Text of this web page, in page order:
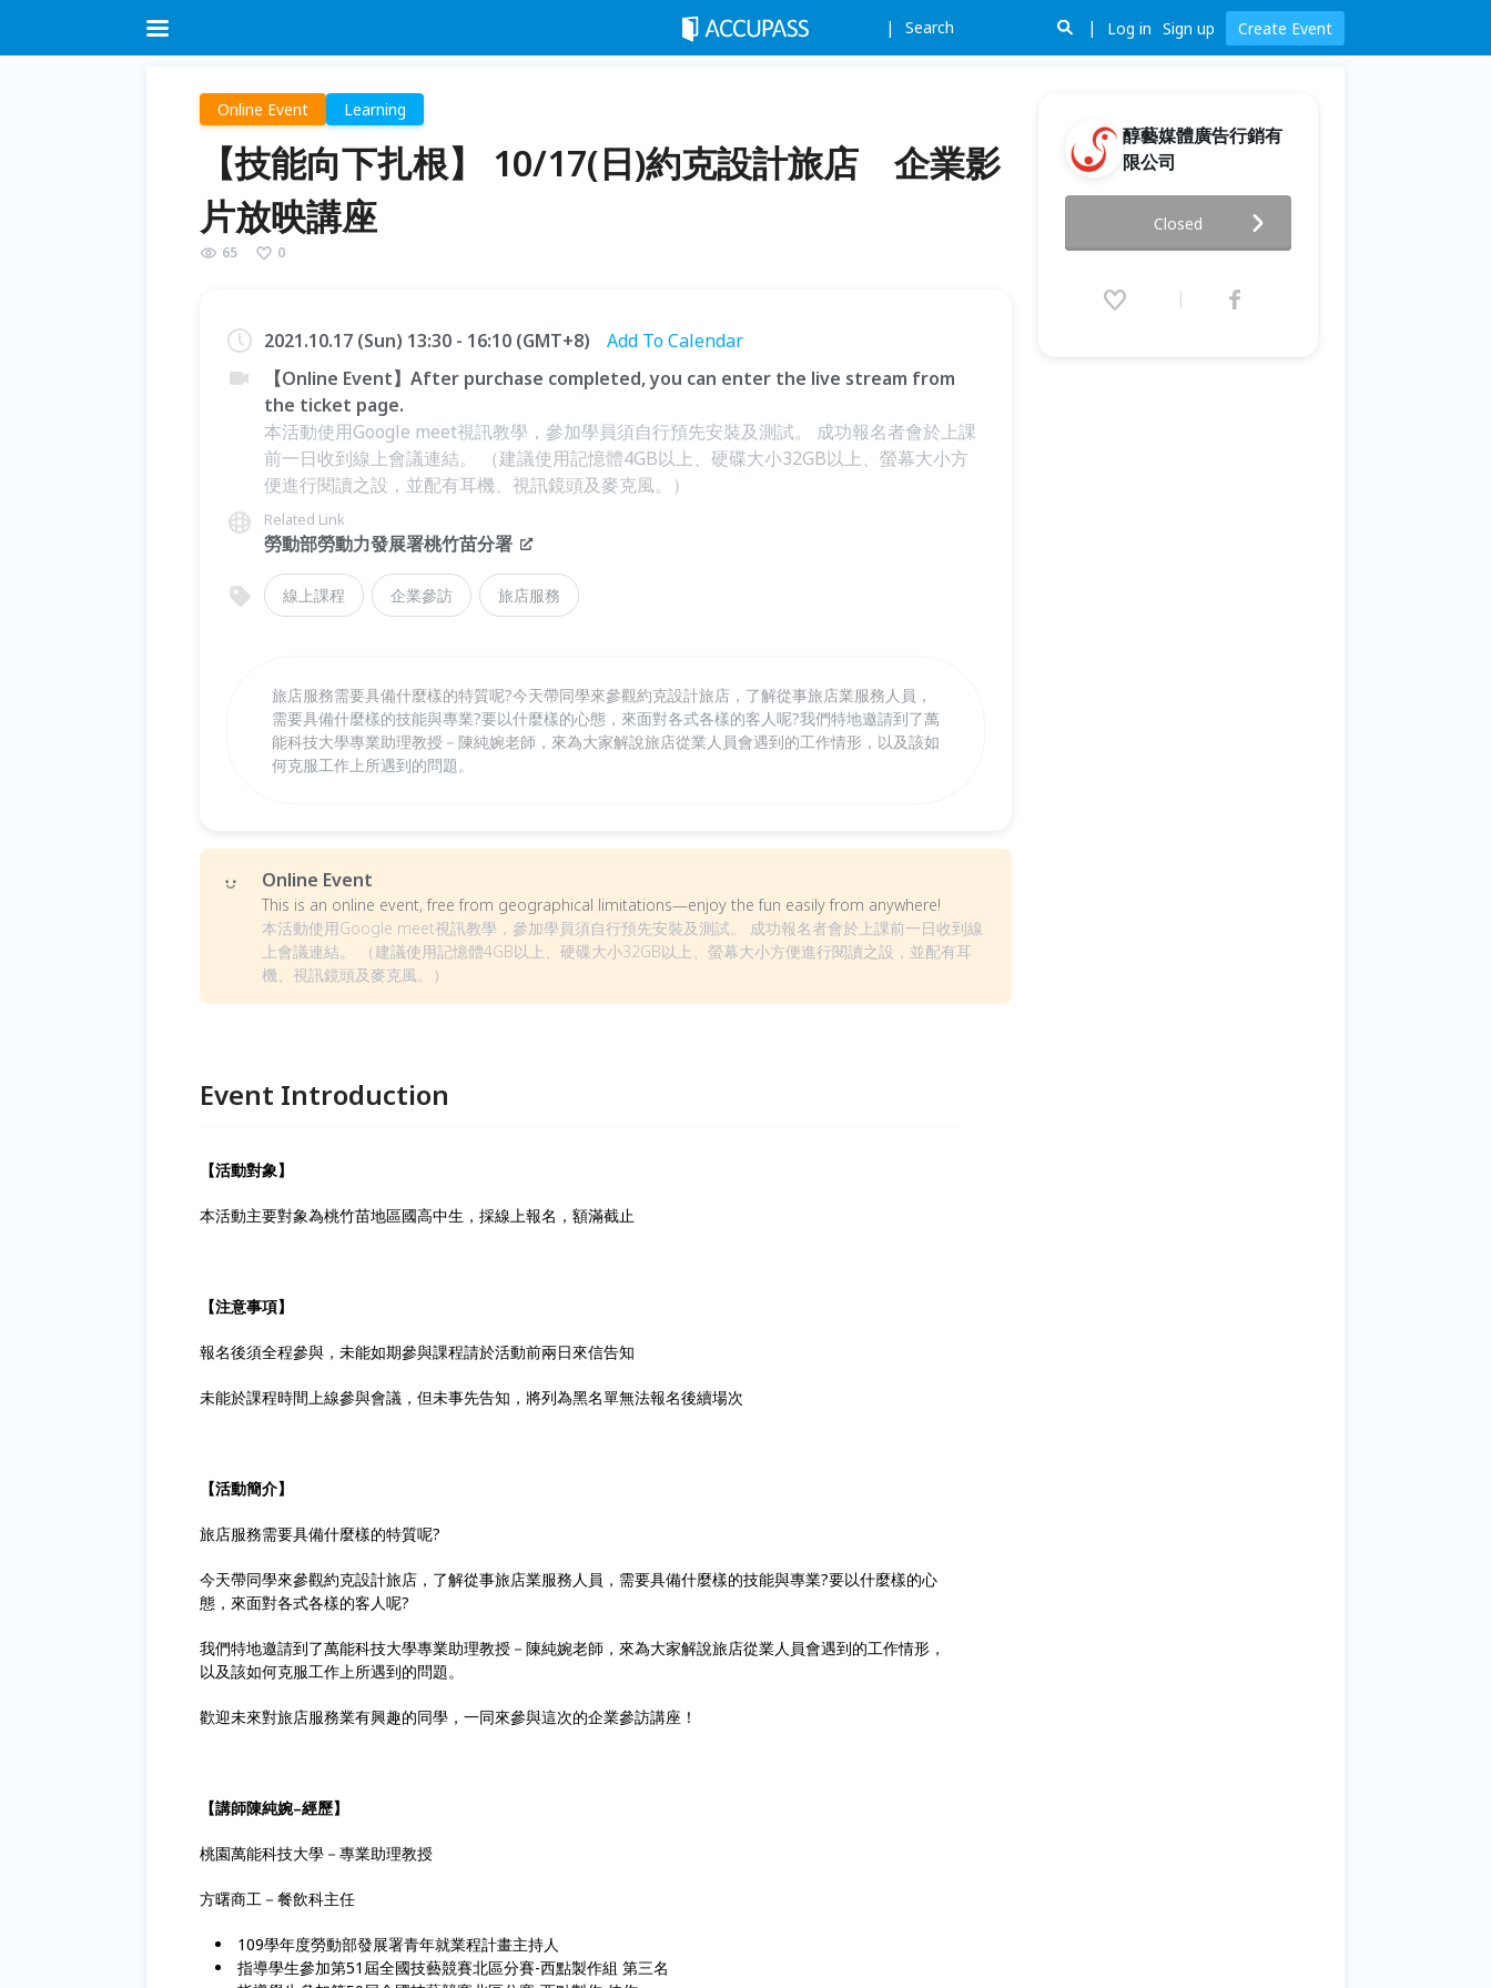
Search Log in Sign up Create Event
Online Event Learning
【技能向下扎根】 10/17(日)約克設計旅店 企業影
片放映講座
65 0
2021.10.17 (Sun) 13:30 - 16:10 (GMT+8)
Add To Calendar
【Online Event】After purchase completed, you can enter the live stream from
the ticket page.
本活動使用Google meet視訊教學，參加學員須自行預先安裝及測試。 成功報名者會於上課
前一日收到線上會議連結。 （建議使用記憶體4GB以上、硬碟大小32GB以上、螢幕大小方
便進行閱讀之設，並配有耳機、視訊鏡頭及麥克風。）
Related Link
勞動部勞動力發展署桃竹苗分署
線上課程 企業參訪 旅店服務
旅店服務需要具備什麼樣的特質呢?今天帶同學來參觀約克設計旅店，了解從事旅店業服務人員，
需要具備什麼樣的技能與專業?要以什麼樣的心態，來面對各式各樣的客人呢?我們特地邀請到了萬
能科技大學專業助理教授－陳純婉老師，來為大家解說旅店從業人員會遇到的工作情形，以及該如
何克服工作上所遇到的問題。
Online Event
This is an online event, free from geographical limitations—enjoy the fun easily from anywhere!
本活動使用Google meet視訊教學，參加學員須自行預先安裝及測試。 成功報名者會於上課前一日收到線
上會議連結。 （建議使用記憶體4GB以上、硬碟大小32GB以上、螢幕大小方便進行閱讀之設，並配有耳
機、視訊鏡頭及麥克風。）
Event Introduction
【活動對象】
本活動主要對象為桃竹苗地區國高中生，採線上報名，額滿截止
【注意事項】
報名後須全程參與，未能如期參與課程請於活動前兩日來信告知
未能於課程時間上線參與會議，但未事先告知，將列為黑名單無法報名後續場次
【活動簡介】
旅店服務需要具備什麼樣的特質呢?
今天帶同學來參觀約克設計旅店，了解從事旅店業服務人員，需要具備什麼樣的技能與專業?要以什麼樣的心
態，來面對各式各樣的客人呢?
我們特地邀請到了萬能科技大學專業助理教授－陳純婉老師，來為大家解說旅店從業人員會遇到的工作情形，
以及該如何克服工作上所遇到的問題。
歡迎未來對旅店服務業有興趣的同學，一同來參與這次的企業參訪講座！
【講師陳純婉–經歷】
桃園萬能科技大學－專業助理教授
方曙商工－餐飲科主任
109學年度勞動部發展署青年就業程計畫主持人
指導學生參加第51屆全國技藝競賽北區分賽-西點製作組 第三名
醇藝媒體廣告行銷有
限公司
克設計旅店 企業影片放映講座
2021.10.17 (Sun) 13:30 - 16:10
Closed